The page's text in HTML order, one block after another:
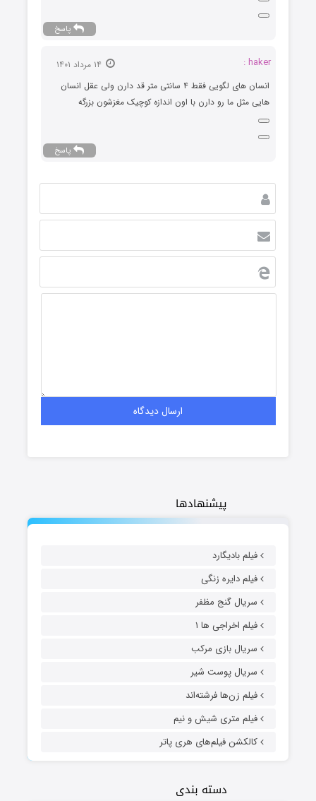
پیشنهادها
فیلم بادیگارد
فیلم دایره زنگی
سریال گنج مظفر
فیلم اخراجی ها ۱
سریال بازی مرکب
سریال پوست شیر
فیلم زن‌ها فرشته‌اند
فیلم متری شیش و نیم
کالکشن فیلم‌های هری پاتر
دسته بندی
پاسخ
haker :
انسان های لگویی فقط ۴ سانتی متر قد دارن ولی عقل انسان
هایی مثل ما رو دارن با اون اندازه کوچیک مغزشون بزرگه
پاسخ